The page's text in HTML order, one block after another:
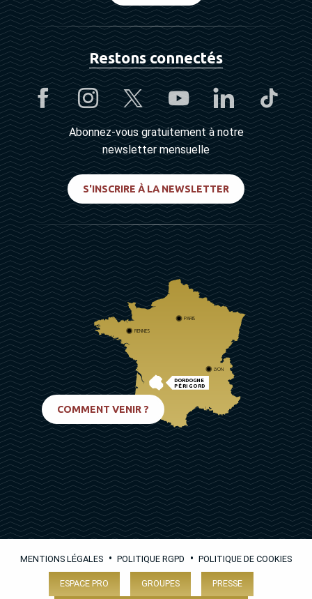
Restons connectés
Abonnez-vous gratuitement à notre
newsletter mensuelle
S'INSCRIRE À LA NEWSLETTER
DORDOGNE
PÉRIGORD
PARIS
RENNES
LYON
COMMENT VENIR ?
MENTIONS LÉGALES • POLITIQUE RGPD • POLITIQUE DE COOKIES
ESPACE PRO GROUPES PRESSE